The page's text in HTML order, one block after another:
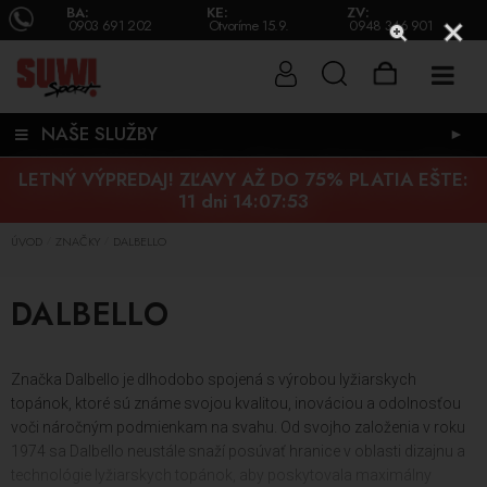
BA:
0903 691 202
KE:
Otvoríme 15.9.
ZV:
0948 346 901
NAŠE SLUŽBY ►
LETNÝ VÝPREDAJ! ZĽAVY AŽ DO 75% PLATIA EŠTE:
11 dni 14:07:52
ÚVOD ZNAČKY DALBELLO
DALBELLO
Značka Dalbello je dlhodobo spojená s výrobou lyžiarskych
topánok, ktoré sú známe svojou kvalitou, inováciou a odolnosťou
voči náročným podmienkam na svahu. Od svojho založenia v roku
1974 sa Dalbello neustále snaží posúvať hranice v oblasti dizajnu a